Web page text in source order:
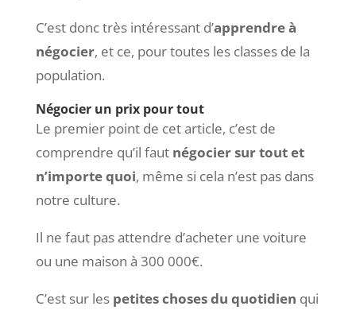
C’est donc très intéressant d’apprendre à
négocier, et ce, pour toutes les classes de la
population.
Négocier un prix pour tout
Le premier point de cet article, c’est de
comprendre qu’il faut négocier sur tout et
n’importe quoi, même si cela n’est pas dans
notre culture.
Il ne faut pas attendre d’acheter une voiture
ou une maison à 300 000€.
C’est sur les petites choses du quotidien qui